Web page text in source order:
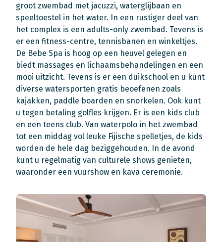
groot zwembad met jacuzzi, waterglijbaan en
speeltoestel in het water. In een rustiger deel van
het complex is een adults-only zwembad. Tevens is
er een fitness-centre, tennisbanen en winkeltjes.
De Bebe Spa is hoog op een heuvel gelegen en
biedt massages en lichaamsbehandelingen en een
mooi uitzicht. Tevens is er een duikschool en u kunt
diverse watersporten gratis beoefenen zoals
kajakken, paddle boarden en snorkelen. Ook kunt
u tegen betaling golfles krijgen. Er is een kids club
en een teens club. Van waterpolo in het zwembad
tot een middag vol leuke Fijische spelletjes, de kids
worden de hele dag beziggehouden. In de avond
kunt u regelmatig van culturele shows genieten,
waaronder een vuurshow en kava ceremonie.